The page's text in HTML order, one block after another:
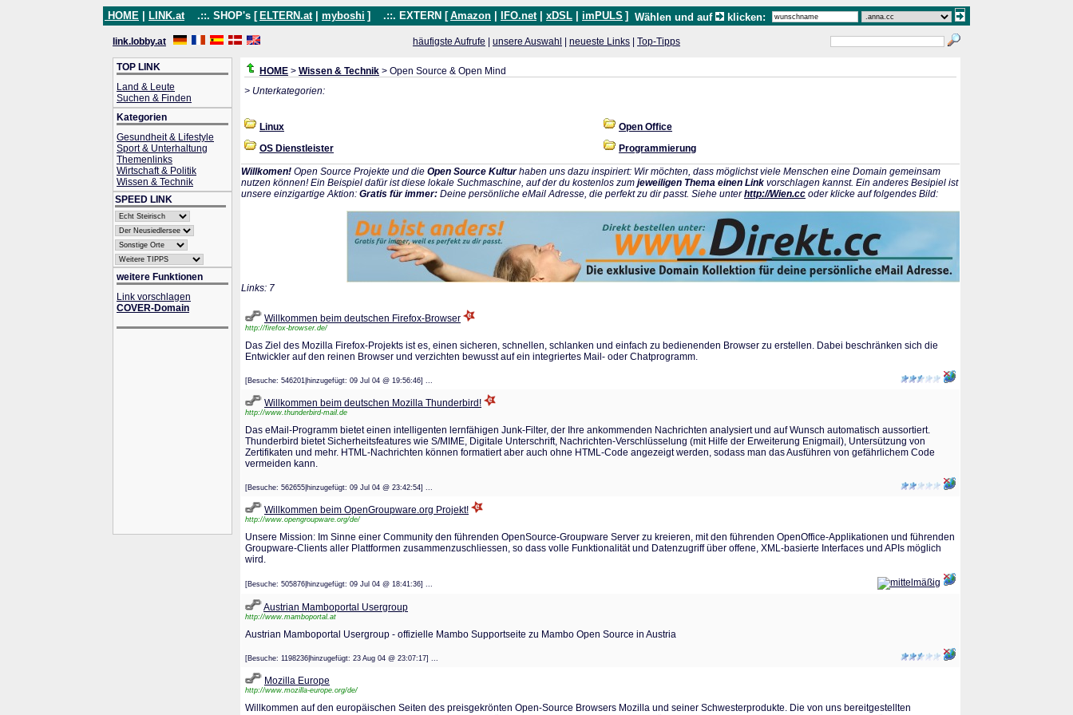
HOME LINK.at .::. SHOP's [ ELTERN.at myboshi ] .::. EXTERN [ Amazon IFO.net xDSL imPULS ] Wählen und auf klicken:
link.lobby.at häufigste Aufrufe unsere Auswahl neueste Links Top-Tipps
TOP LINK
Land & Leute
Suchen & Finden
Kategorien
Gesundheit & Lifestyle
Sport & Unterhaltung
Themenlinks
Wirtschaft & Politik
Wissen & Technik
SPEED LINK
weitere Funktionen
Link vorschlagen
COVER-Domain
HOME > Wissen & Technik > Open Source & Open Mind
> Unterkategorien:
Linux
Open Office
OS Dienstleister
Programmierung
Willkomen! Open Source Projekte und die Open Source Kulturhaben uns dazu inspiriert: Wir möchten, dass möglichst viele Menschen eine Domain gemeinsam
nutzen können! Ein Beispiel dafür ist diese lokale Suchmaschine, auf der du kostenlos zum jeweiligen Thema einen Link vorschlagen kannst. Ein anderes Besipiel ist
unsere einzigartige Aktion: Gratis für immer: Deine persönliche eMail Adresse, die perfekt zu dir passt. Siehe unterhttp://Wien.cc oder klicke auf folgendes Bild:
Links: 7
Willkommen beim deutschen Firefox-Browser
http://firefox-browser.de/
Das Ziel des Mozilla Firefox-Projekts ist es, einen sicheren, schnellen, schlanken und einfach zu bedienenden Browser zu erstellen. Dabei beschränken sich die
Entwickler auf den reinen Browser und verzichten bewusst auf ein integriertes Mail- oder Chatprogramm.
[Besuche: 546201|hinzugefügt: 09 Jul 04 @ 19:56:46] ...
Willkommen beim deutschen Mozilla Thunderbird!
http://www.thunderbird-mail.de
Das eMail-Programm bietet einen intelligenten lernfähigen Junk-Filter, der Ihre ankommenden Nachrichten analysiert und auf Wunsch automatisch aussortiert.
Thunderbird bietet Sicherheitsfeatures wie S/MIME, Digitale Unterschrift, Nachrichten-Verschlüsselung (mit Hilfe der Erweiterung Enigmail), Untersützung von
Zertifikaten und mehr. HTML-Nachrichten können formatiert aber auch ohne HTML-Code angezeigt werden, sodass man das Ausführen von gefährlichem Code
vermeiden kann.
[Besuche: 562655|hinzugefügt: 09 Jul 04 @ 23:42:54] ...
Willkommen beim OpenGroupware.org Projekt!
http://www.opengroupware.org/de/
Unsere Mission: Im Sinne einer Community den führenden OpenSource-Groupware Server zu kreieren, mit den führenden OpenOffice-Applikationen und führenden
Groupware-Clients aller Plattformen zusammenzuschliessen, so dass volle Funktionalität und Datenzugriff über offene, XML-basierte Interfaces und APIs möglich
wird.
[Besuche: 505876|hinzugefügt: 09 Jul 04 @ 18:41:36] ...
Austrian Mamboportal Usergroup
http://www.mamboportal.at
Austrian Mamboportal Usergroup - offizielle Mambo Supportseite zu Mambo Open Source in Austria
[Besuche: 1198236|hinzugefügt: 23 Aug 04 @ 23:07:17] ...
Mozilla Europe
http://www.mozilla-europe.org/de/
Willkommen auf den europäischen Seiten des preisgekrönten Open-Source Browsers Mozilla und seiner Schwesterprodukte. Die von uns bereitgestellten